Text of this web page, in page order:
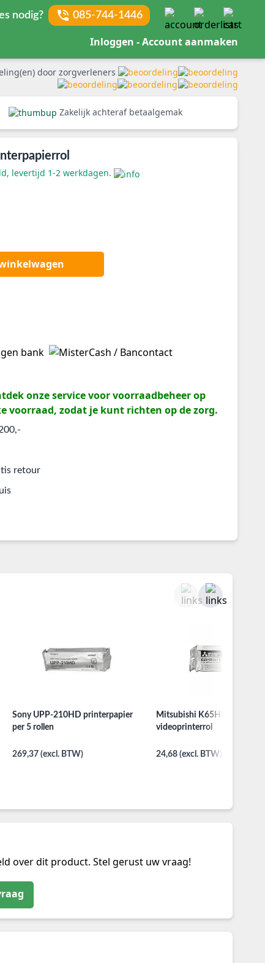
nodig? 085-744-1446
Inloggen - Account aanmaken
door zorgverleners
Zakelijk achteraf betaalgemak
levertijd 1-2 werkdagen.
onze service voor voorraadbeheer op
voorraad, zodat je kunt richten op de zorg.
retour
Sony UPP-210HD printerpapier
per 5 rollen
269,37 (excl. BTW)
Mitsubishi K65HM
videoprinterrol
24,68 (excl. BTW)
over dit product. Stel gerust uw vraag!